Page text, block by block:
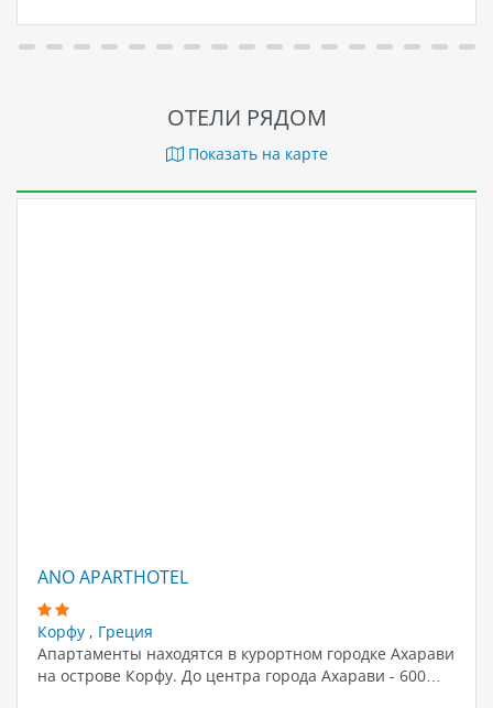
ОТЕЛИ РЯДОМ
Показать на карте
ANO APARTHOTEL
Корфу , Греция
Апартаменты находятся в курортном городке Ахарави
на острове Корфу. До центра города Ахарави - 600…